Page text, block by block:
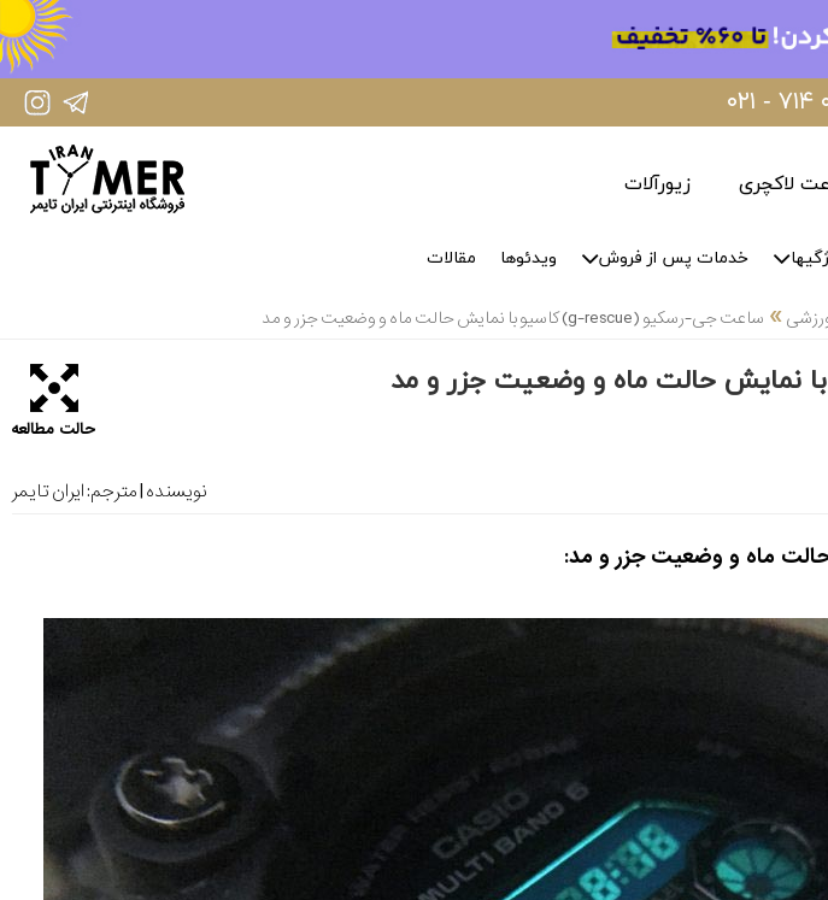
IranTimer Instagram Page ۰۰۰ ۱۰
لاکچری زیورآلات
خدمات پس از فروش ویدئوها مقالات
» ساعت جی-رسکیو (g-rescue) کاسیو با نمایش حالت ماه و وضعیت جزر و مد
حالت مطالعه
نویسنده | مترجم:ایران تایمر
ماه و وضعیت جزر و مد: